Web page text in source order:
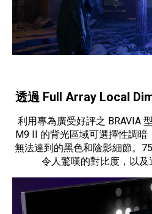
透過 Full Array Local
利用專為廣受好評之 BRAVIA
M9 II 的背光區域可選擇性調暗
無法達到的黑色和陰影細節。
令人驚嘆的對比度，以及